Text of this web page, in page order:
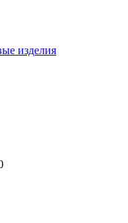
изделия